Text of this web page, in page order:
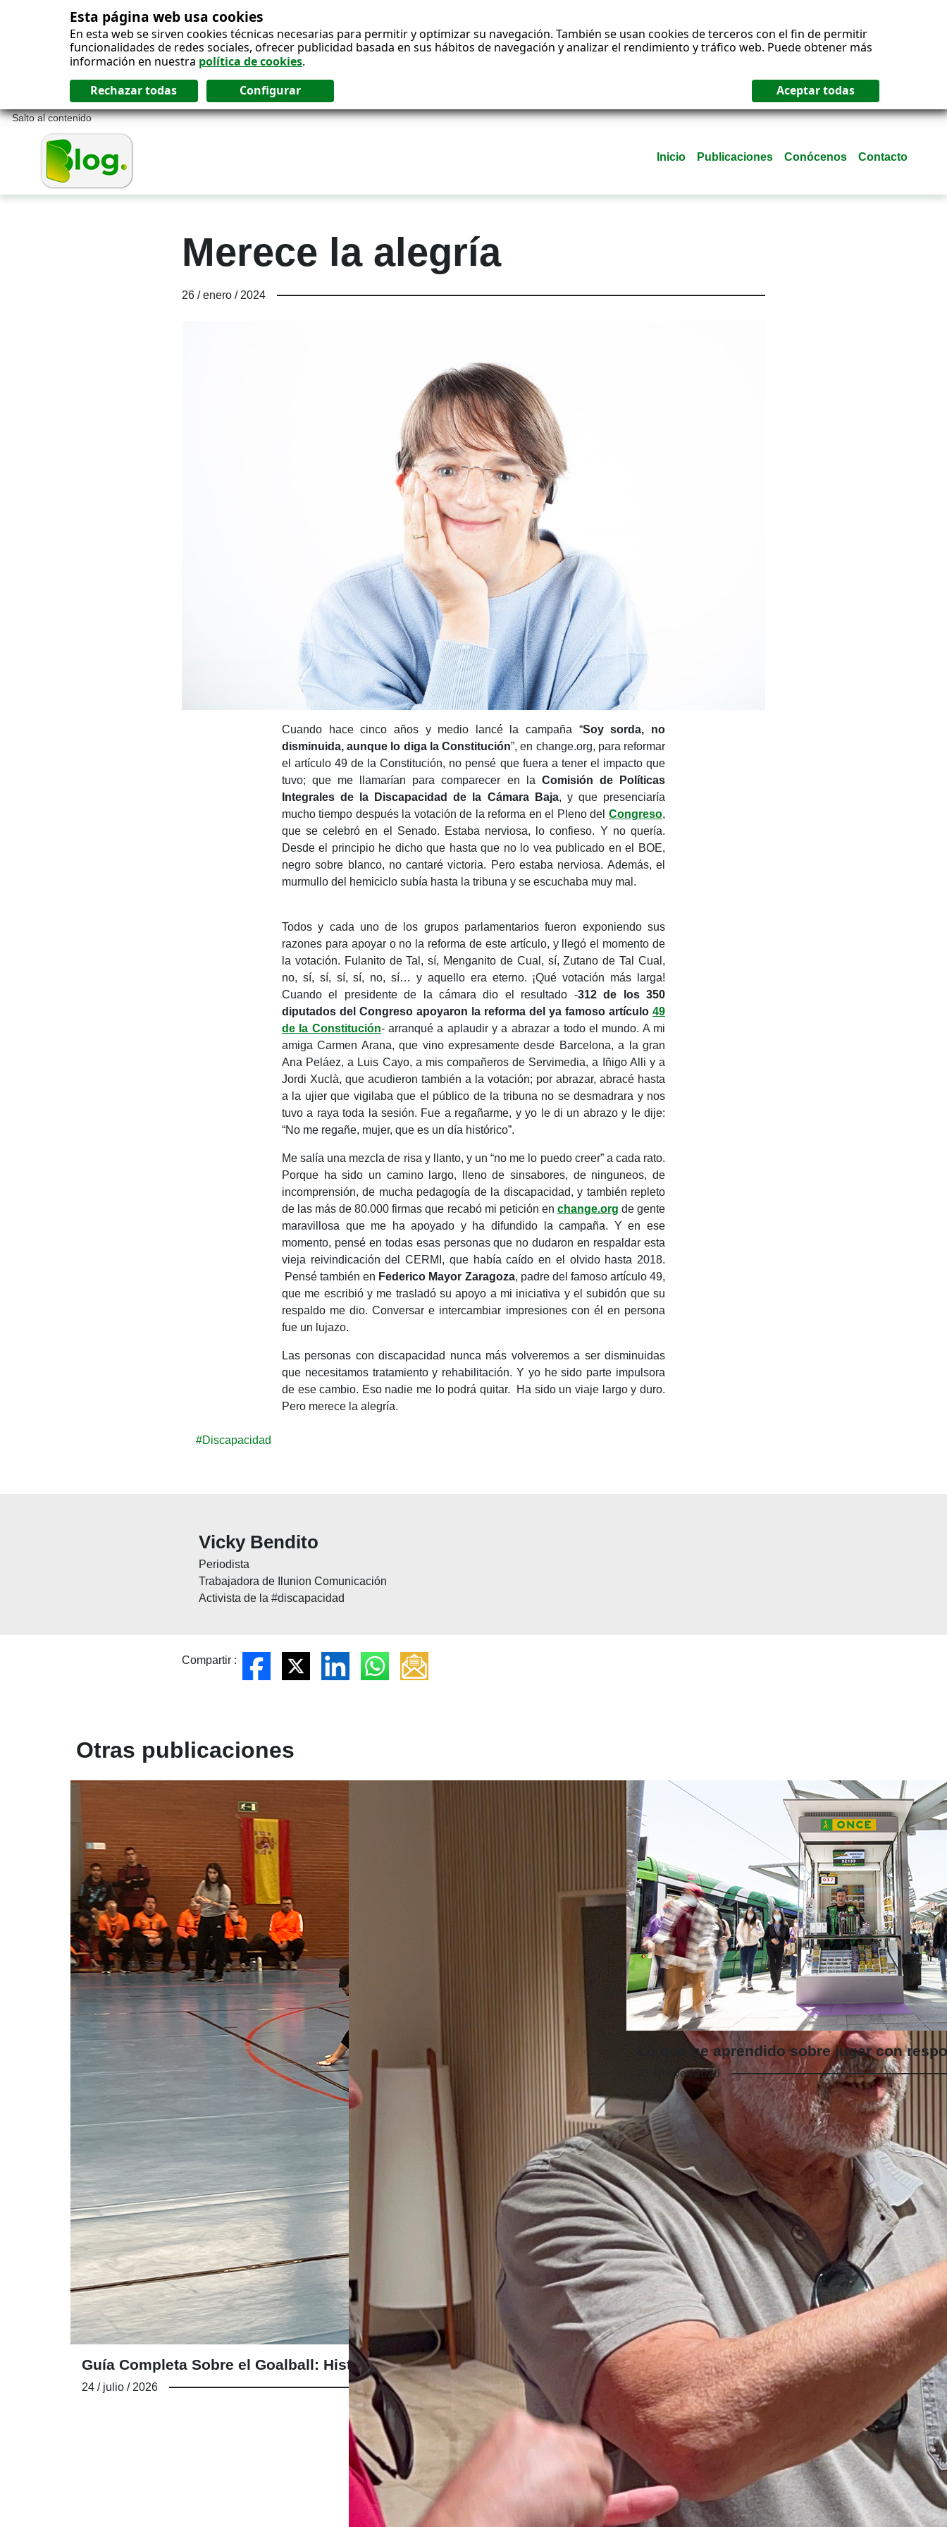
Esta página web usa cookies
En esta web se sirven cookies técnicas necesarias para permitir y optimizar su navegación. También se usan cookies de terceros con el fin de permitir
funcionalidades de redes sociales, ofrecer publicidad basada en sus hábitos de navegación y analizar el rendimiento y tráfico web. Puede obtener más
información en nuestra política de cookies.
Salto al contenido
Inicio Publicaciones Conócenos Contacto
Merece la alegría
26 / enero / 2024
Cuando hace cinco años y medio lancé la campaña “Soy sorda, no
disminuida, aunque lo diga la Constitución”, en change.org, para reformar
el artículo 49 de la Constitución, no pensé que fuera a tener el impacto que
tuvo; que me llamarían para comparecer en la Comisión de Políticas
Integrales de la Discapacidad de la Cámara Baja, y que presenciaría
mucho tiempo después la votación de la reforma en el Pleno del Congreso,
que se celebró en el Senado. Estaba nerviosa, lo confieso. Y no quería.
Desde el principio he dicho que hasta que no lo vea publicado en el BOE,
negro sobre blanco, no cantaré victoria. Pero estaba nerviosa. Además, el
murmullo del hemiciclo subía hasta la tribuna y se escuchaba muy mal.
Todos y cada uno de los grupos parlamentarios fueron exponiendo sus
razones para apoyar o no la reforma de este artículo, y llegó el momento de
la votación. Fulanito de Tal, sí, Menganito de Cual, sí, Zutano de Tal Cual,
no, sí, sí, sí, sí, no, sí… y aquello era eterno. ¡Qué votación más larga!
Cuando el presidente de la cámara dio el resultado -312 de los 350
diputados del Congreso apoyaron la reforma del ya famoso artículo 49
de la Constitución- arranqué a aplaudir y a abrazar a todo el mundo. A mi
amiga Carmen Arana, que vino expresamente desde Barcelona, a la gran
Ana Peláez, a Luis Cayo, a mis compañeros de Servimedia, a Iñigo Alli y a
Jordi Xuclà, que acudieron también a la votación; por abrazar, abracé hasta
a la ujier que vigilaba que el público de la tribuna no se desmadrara y nos
tuvo a raya toda la sesión. Fue a regañarme, y yo le di un abrazo y le dije:
“No me regañe, mujer, que es un día histórico”.
Me salía una mezcla de risa y llanto, y un “no me lo puedo creer” a cada rato.
Porque ha sido un camino largo, lleno de sinsabores, de ninguneos, de
incomprensión, de mucha pedagogía de la discapacidad, y también repleto
de las más de 80.000 firmas que recabó mi petición en change.org de gente
maravillosa que me ha apoyado y ha difundido la campaña. Y en ese
momento, pensé en todas esas personas que no dudaron en respaldar esta
vieja reivindicación del CERMI, que había caído en el olvido hasta 2018.
Pensé también en Federico Mayor Zaragoza, padre del famoso artículo 49,
que me escribió y me trasladó su apoyo a mi iniciativa y el subidón que su
respaldo me dio. Conversar e intercambiar impresiones con él en persona
fue un lujazo.
Las personas con discapacidad nunca más volveremos a ser disminuidas
que necesitamos tratamiento y rehabilitación. Y yo he sido parte impulsora
de ese cambio. Eso nadie me lo podrá quitar. Ha sido un viaje largo y duro.
Pero merece la alegría.
#Discapacidad
Vicky Bendito
Periodista
Trabajadora de Ilunion Comunicación
Activista de la #discapacidad
Compartir :
Otras publicaciones
Guía Completa Sobre el Goalball: Historia, Reglas y Curiosidades
24 / julio / 2026
Lo que he aprendido sobre jugar con
21 / mayo / 2026